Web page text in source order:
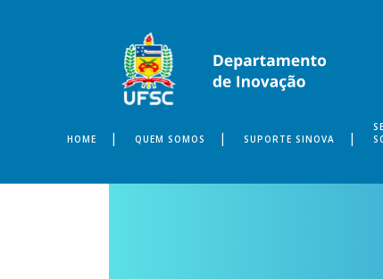
HOME QUEM SOMOS SUPORTE SINOVA